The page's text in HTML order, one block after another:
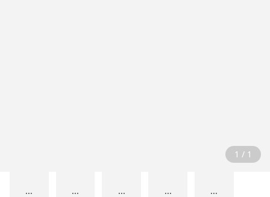
1 / 1
... ... ... ... ...